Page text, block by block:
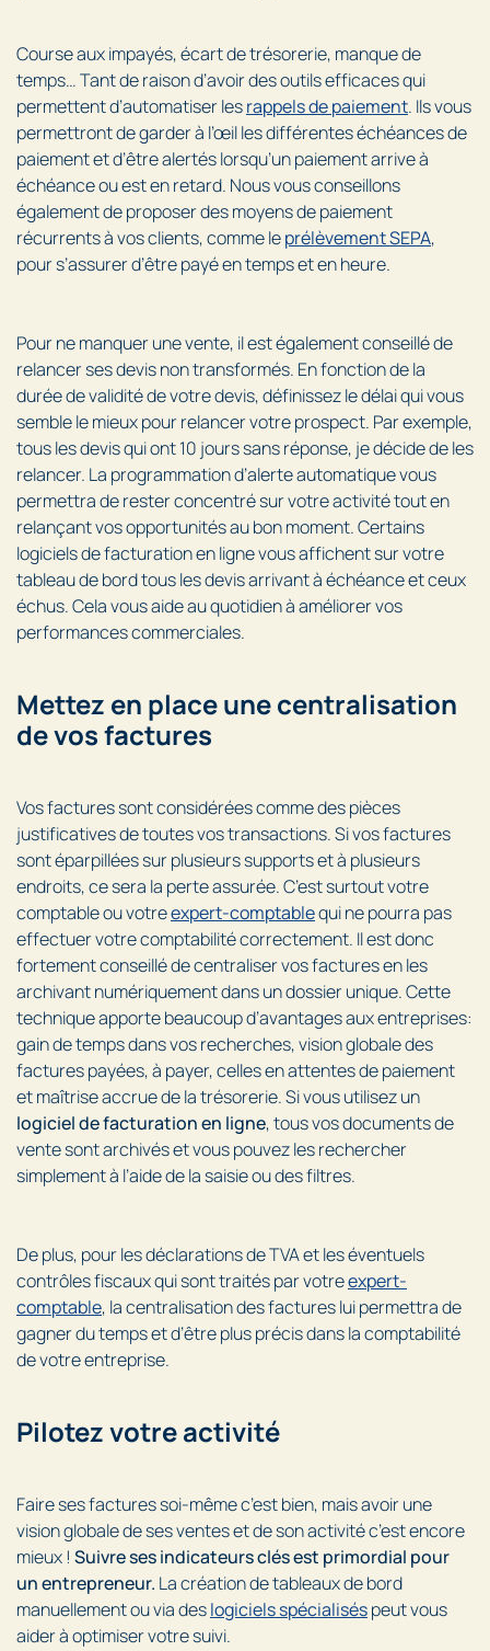
Course aux impayés, écart de trésorerie, manque de
temps… Tant de raison d’avoir des outils efficaces qui
permettent d’automatiser lesrappels de paiement. Ils vous
permettront de garder à l’œil les différentes échéances de
paiement et d’être alertés lorsqu’un paiement arrive à
échéance ou est en retard. Nous vous conseillons
également de proposer des moyens de paiement
récurrents à vos clients, comme leprélèvement SEPA,
pour s’assurer d’être payé en temps et en heure.
Pour ne manquer une vente, il est également conseillé de
relancer ses devis non transformés. En fonction de la
durée de validité de votre devis, définissez le délai qui vous
semble le mieux pour relancer votre prospect. Par exemple,
tous les devis qui ont 10 jours sans réponse, je décide de les
relancer. La programmation d’alerte automatique vous
permettra de rester concentré sur votre activité tout en
relançant vos opportunités au bon moment. Certains
logiciels de facturation en ligne vous affichent sur votre
tableau de bord tous les devis arrivant à échéance et ceux
échus. Cela vous aide au quotidien à améliorer vos
performances commerciales.
Mettez en place une centralisation
de vos factures
Vos factures sont considérées comme des pièces
justificatives de toutes vos transactions. Si vos factures
sont éparpillées sur plusieurs supports et à plusieurs
endroits, ce sera la perte assurée. C’est surtout votre
comptable ou votreexpert-comptablequi ne pourra pas
effectuer votre comptabilité correctement. Il est donc
fortement conseillé de centraliser vos factures en les
archivant numériquement dans un dossier unique. Cette
technique apporte beaucoup d’avantages aux entreprises:
gain de temps dans vos recherches, vision globale des
factures payées, à payer, celles en attentes de paiement
et maîtrise accrue de la trésorerie. Si vous utilisez un
logiciel de facturation en ligne, tous vos documents de
vente sont archivés et vous pouvez les rechercher
simplement à l’aide de la saisie ou des filtres.
De plus, pour les déclarations de TVA et les éventuels
contrôles fiscaux qui sont traités par votreexpert-
comptable, la centralisation des factures lui permettra de
gagner du temps et d’être plus précis dans la comptabilité
de votre entreprise.
Pilotez votre activité
Faire ses factures soi-même c’est bien, mais avoir une
vision globale de ses ventes et de son activité c’est encore
mieux ! Suivre ses indicateurs clés est primordial pour
un entrepreneur. La création de tableaux de bord
manuellement ou via deslogiciels spécialiséspeut vous
aider à optimiser votre suivi.